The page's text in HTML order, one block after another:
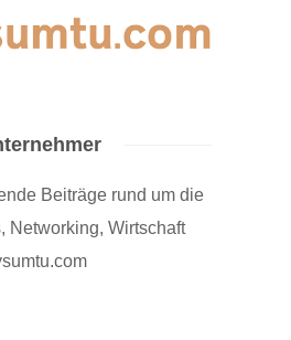
Beiträge rund um die
Networking, Wirtschaft